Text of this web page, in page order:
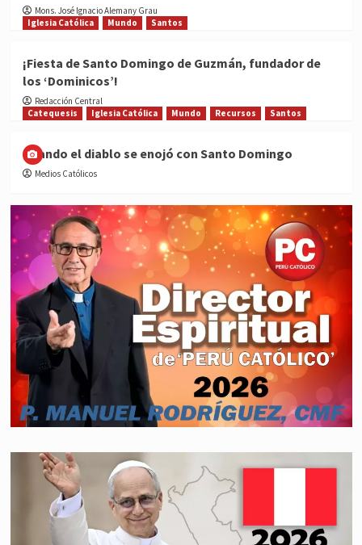
Mons. José Ignacio Alemany Grau
Iglesia Católica
Mundo Santos
¡Fiesta de Santo Domingo de Guzmán, fundador de
los ‘Dominicos’!
Redacción Central
Catequesis
Iglesia Católica Mundo Recursos Santos
Cuando el diablo se enojó con Santo Domingo
Medios Católicos